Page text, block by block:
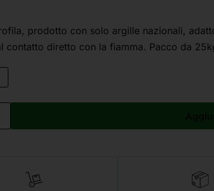
prodotto con solo argille nazionali,
contatto diretto con la fiamma. Pacco da